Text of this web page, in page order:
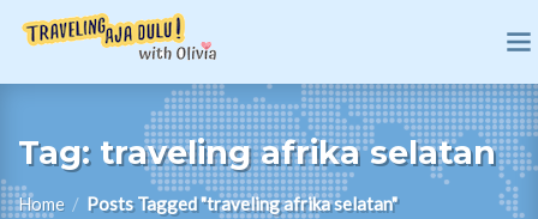
Tag: traveling afrika selatan
Home / Posts Tagged "traveling afrika selatan"